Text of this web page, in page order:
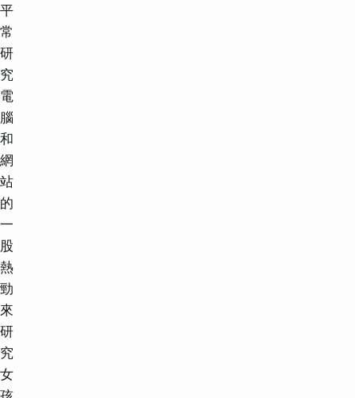
平
常
研
究
電
腦
和
網
站
的
一
股
熱
勁
來
研
究
女